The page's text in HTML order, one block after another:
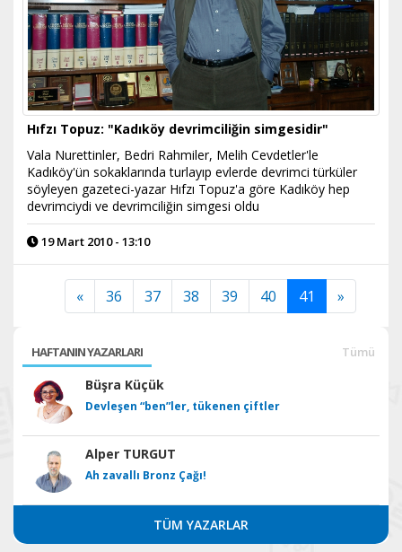
Hıfzı Topuz: "Kadıköy devrimciliğin simgesidir"
Vala Nurettinler, Bedri Rahmiler, Melih Cevdetler'le
Kadıköy'ün sokaklarında turlayıp evlerde devrimci türküler
söyleyen gazeteci-yazar Hıfzı Topuz'a göre Kadıköy hep
devrimciydi ve devrimciliğin simgesi oldu
19 Mart 2010 - 13:10
« 36 37 38 39 40 41 »
HAFTANIN YAZARLARI Tümü
Büşra Küçük
Devleşen “ben”ler, tükenen çiftler
Alper TURGUT
Ah zavallı Bronz Çağı!
TÜM YAZARLAR